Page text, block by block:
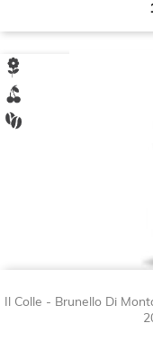
Il Colle - Brunello Di